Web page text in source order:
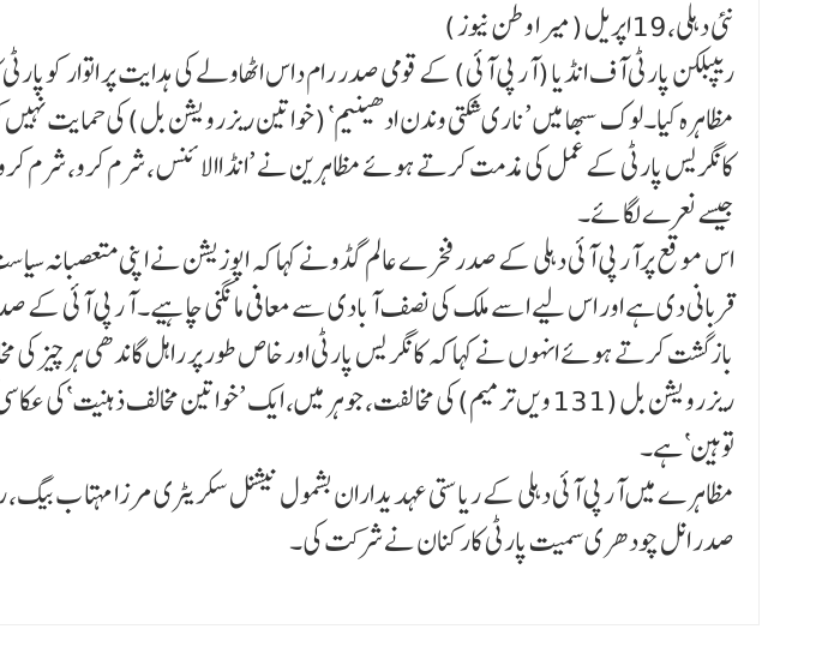
نئی دہلی،19اپریل (میر ا وطن نیوز )
ریپبلکن پارٹی آف انڈیا (آر پی آئی) کے قومی صدر رام داس اٹھاولے کی ہدایت پر اتوار
مظاہرہ کیا۔لوک سبھا میں ’ناری شکتی وندن ادھینیم‘ (خواتین ریزرو یشن بل) کی حمایت
کانگریس پارٹی کے عمل کی مذمت کرتے ہوئے مظاہرین نے ’انڈ االائنس، شرم کرو، شرم
جیسے نعرے لگا ئے۔
اس موقع پرآر پی آئی دہلی کے صدر فخرے عالم گڈونے کہا کہ اپوزیشن نے اپنی متعصبانہ
قربانی دی ہے اور اس لیے اسے ملک کی نصف آبادی سے معافی ما نگنی چاہیے۔ آ ر پی آئی
بازگشت کرتے ہوئے انہوں نے کہا کہ کانگر یس پارٹی اور خاص طور پر راہل گاندھی ہر چیز
ریزرو یشن بل (131 ویں ترمیم) کی مخالفت، جوہر میں، ایک ’خواتین مخالف
توہین‘ ہے۔
مظاہرے میں آر پی آئی دہلی کے ریاستی عہدیداران بشمول نیشنل سکریٹری مرزا مہتا ب بیگ،
صدر انل چودھری سمیت پارٹی کارکنان نے شرکت کی۔